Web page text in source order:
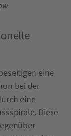
eine
bei der
eine
Diese